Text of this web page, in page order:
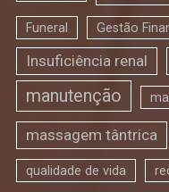
Funeral Gestão
Insuficiência renal
manutenção
massagem tântrica
qualidade de vida